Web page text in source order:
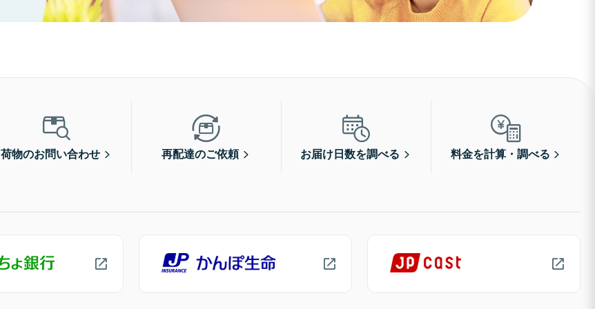
荷物のお問い合わせ 再配達のご依頼 お届け日数を調べる 料金を計算・調べる